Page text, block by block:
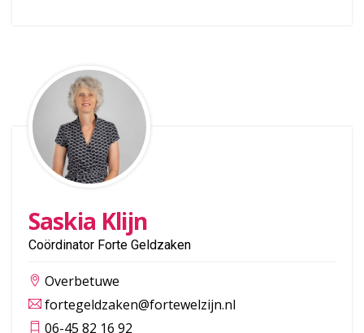
Saskia Klijn
Coördinator Forte Geldzaken
Overbetuwe
fortegeldzaken@fortewelzijn.nl
06-45 82 16 92